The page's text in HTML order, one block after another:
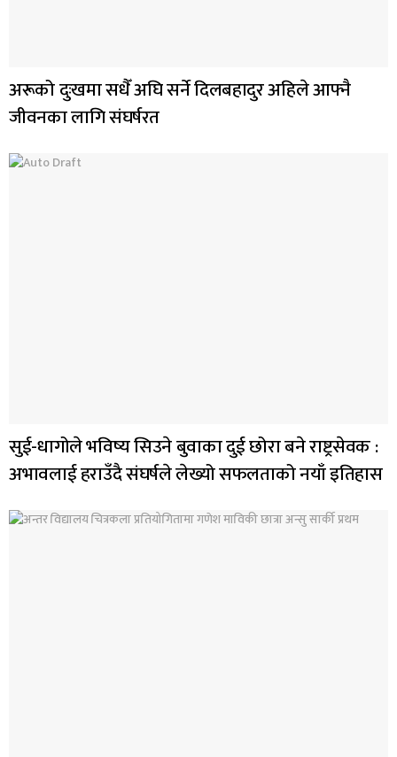
अरूको दुःखमा सधैँ अघि सर्ने दिलबहादुर अहिले आफ्नै
जीवनका लागि संघर्षरत
सुई-धागोले भविष्य सिउने बुवाका दुई छोरा बने राष्ट्रसेवक :
अभावलाई हराउँदै संघर्षले लेख्यो सफलताको नयाँ इतिहास